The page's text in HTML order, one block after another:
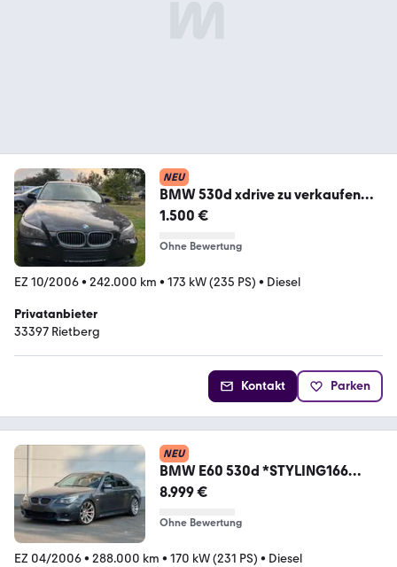
NEU
BMW 530d xdrive zu verkaufen
(Export / Bas...
1.500 €
Ohne Bewertung
EZ 10/2006• 242.000 km • 173 kW (235 PS) • Diesel
Privatanbieter
33397 Rietberg
Kontakt Parken
NEU
BMW E60 530d *STYLING166
*KOMFORTSITZE *HUD
8.999 €
Ohne Bewertung
EZ 04/2006• 288.000 km • 170 kW (231 PS) • Diesel